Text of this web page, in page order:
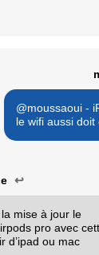
@moussaoui -
le wifi aussi
↩
mise à jour le
pro avec
d’ipad ou mac